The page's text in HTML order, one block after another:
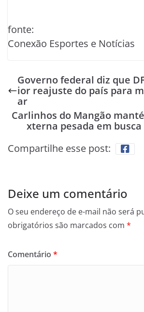
fonte:
Conexão Esportes e Notícias
Governo federal diz que
ior reajuste do país para
ar
Carlinhos do Mangão
xterna pesada em
Compartilhe esse post:
Deixe um comentário
O seu endereço de e-mail não será
obrigatórios são marcados com *
Comentário *